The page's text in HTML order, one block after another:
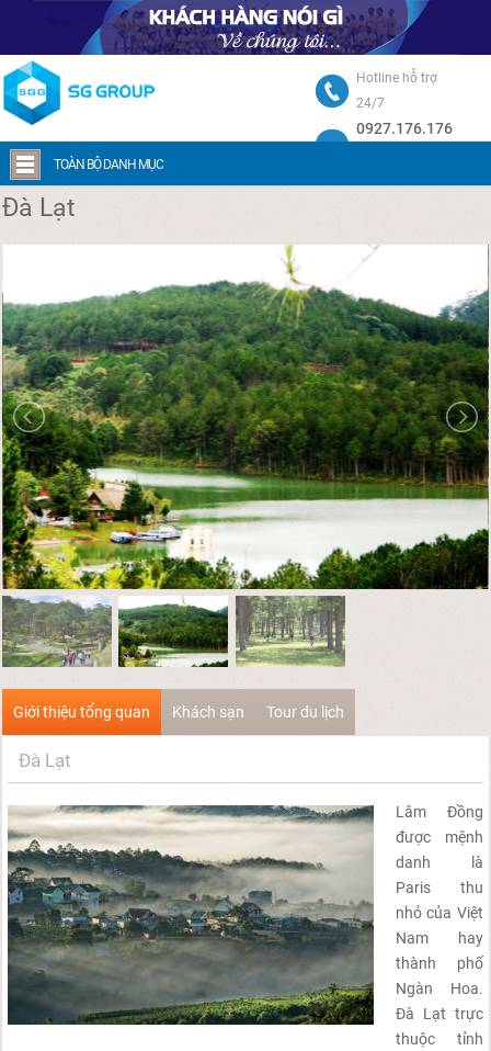
Hotline hỗ trợ
24/7
0927.176.176
TOÀN BỘ DANH MỤC
Trang chủ
Đà Lạt
Giới thiệu tổng quan Khách sạn Tour du lịch
Đà Lạt
Lâm Đồng
được mệnh
danh là
Paris thu
nhỏ của Việt
Nam hay
thành phố
Ngàn Hoa.
Đà Lạt trực
thuộc tỉnh